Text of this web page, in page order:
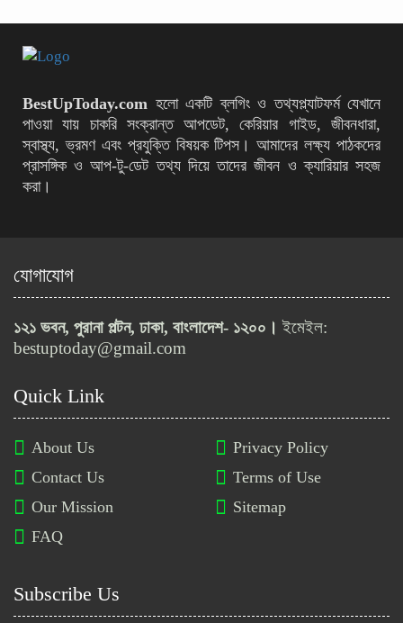
ActionAid Bangladesh-এ ১০টি
পদে নতুন নিয়োগ বিজ্ঞপ্তি
গণস্বাস্থ্য সমাজভিত্তিক মেডিকেল
কলেজ ও ডেন্টাল ইউনিটে ১২ পদে
নিয়োগ বিজ্ঞপ্তি
BestUpToday.com হলো একটি ব্লগিং ও তথ্যপ্ল্যাটফর্ম যেখানে
পাওয়া যায় চাকরি সংক্রান্ত আপডেট, কেরিয়ার গাইড, জীবনধারা,
স্বাস্থ্য, ভ্রমণ এবং প্রযুক্তি বিষয়ক টিপস। আমাদের লক্ষ্য পাঠকদের
প্রাসঙ্গিক ও আপ‑টু‑ডেট তথ্য দিয়ে তাদের জীবন ও ক্যারিয়ার সহজ
করা।
যোগাযোগ
১২১ ভবন, পুরানা পল্টন, ঢাকা, বাংলাদেশ- ১২০০। ইমেইল:
bestuptoday@gmail.com
Quick Link
About Us
Contact Us
Our Mission
FAQ
Privacy Policy
Terms of Use
Sitemap
Subscribe Us